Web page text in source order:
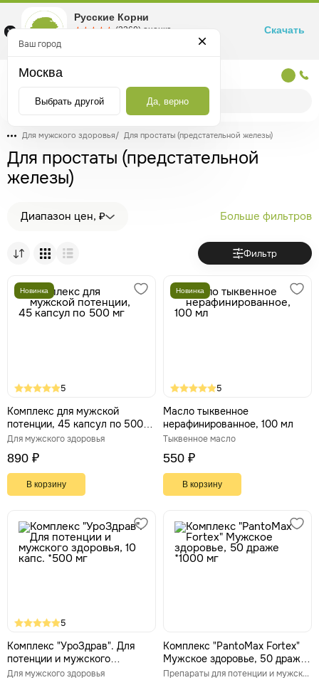
Для мужского здоровья/ Для простаты (предстательной железы)
Для простаты (предстательной
железы)
Диапазон цен, ₽ Больше фильтров
Фильтр
Новинка
5
Комплекс для мужской
потенции, 45 капсул по 500
мг
Для мужского здоровья
890 ₽
В корзину
Новинка
5
Масло тыквенное
нерафинированное, 100 мл
Тыквенное масло
550 ₽
В корзину
5
Комплекс "УроЗдрав". Для
потенции и мужского
здоровья, 10 капс. *500 мг
Для мужского здоровья
Комплекс "PantoMax Fortex"
Мужское здоровье, 50 драже
*1000 мг
Препараты для потенции и мужской силы
Ваш город
Москва
Выбрать другой Да, верно
Русские Корни
☆☆☆☆☆
★★★★★ (2360) оценка
Маркетплейс товаров для здоровья
Скачать